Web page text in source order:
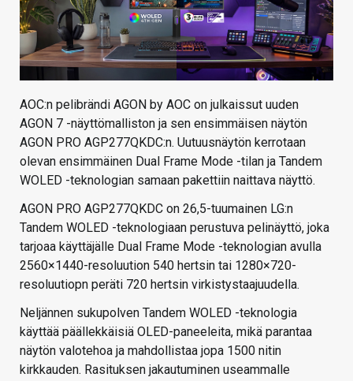
AOC:n pelibrändi AGON by AOC on julkaissut uuden
AGON 7 -näyttömalliston ja sen ensimmäisen näytön
AGON PRO AGP277QKDC:n. Uutuusnäytön kerrotaan
olevan ensimmäinen Dual Frame Mode -tilan ja Tandem
WOLED -teknologian samaan pakettiin naittava näyttö.
AGON PRO AGP277QKDC on 26,5-tuumainen LG:n
Tandem WOLED -teknologiaan perustuva pelinäyttö, joka
tarjoaa käyttäjälle Dual Frame Mode -teknologian avulla
2560×1440-resoluution 540 hertsin tai 1280×720-
resoluutiopn peräti 720 hertsin virkistystaajuudella.
Neljännen sukupolven Tandem WOLED -teknologia
käyttää päällekkäisiä OLED-paneeleita, mikä parantaa
näytön valotehoa ja mahdollistaa jopa 1500 nitin
kirkkauden. Rasituksen jakautuminen useammalle